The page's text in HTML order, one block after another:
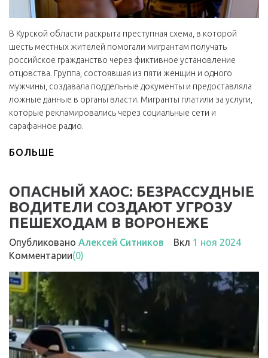
В Курской области раскрыта преступная схема, в которой
шесть местных жителей помогали мигрантам получать
российское гражданство через фиктивное установление
отцовства. Группа, состоявшая из пяти женщин и одного
мужчины, создавала поддельные документы и предоставляла
ложные данные в органы власти. Мигранты платили за услуги,
которые рекламировались через социальные сети и
сарафанное радио.
БОЛЬШЕ
ОПАСНЫЙ ХАОС: БЕЗРАССУДНЫЕ
ВОДИТЕЛИ СОЗДАЮТ УГРОЗУ
ПЕШЕХОДАМ В ВОРОНЕЖЕ
Опубликовано Алексей Ситников Вкл 1 ноя 2024
Комментарии(0)